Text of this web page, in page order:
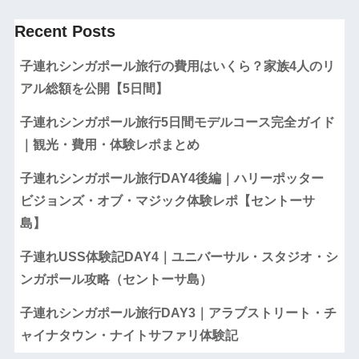
Recent Posts
子連れシンガポール旅行の費用はいくら？家族4人のリ
アル総額を公開【5日間】
子連れシンガポール旅行5日間モデルコース完全ガイド
｜観光・費用・体験レポまとめ
子連れシンガポール旅行DAY4後編｜ハリーポッター
ビジョンズ・オブ・マジック体験レポ【セントーサ
島】
子連れUSS体験記DAY4｜ユニバーサル・スタジオ・シ
ンガポール攻略（セントーサ島）
子連れシンガポール旅行DAY3｜アラブストリート・チ
ャイナタウン・ナイトサファリ体験記